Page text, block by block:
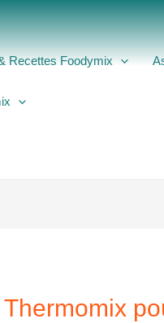
Recettes Foodymix